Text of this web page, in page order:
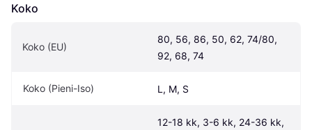
Koko
Koko (EU)
80, 56, 86, 50, 62, 74/80,
92, 68, 74
Koko (Pieni-Iso) L, M, S
12-18 kk, 3-6 kk, 24-36 kk,